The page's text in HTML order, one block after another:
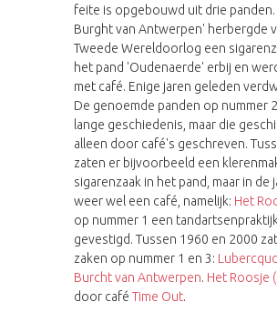
feite is opgebouwd uit drie
Burght van Antwerpen' herbergde
Tweede Wereldoorlog een
het pand 'Oudenaerde' erbij en
met café. Enige jaren geleden
De genoemde panden op nummer
lange geschiedenis, maar die
alleen door café's geschreven.
zaten er bijvoorbeeld een
sigarenzaak in het pand, maar in de
weer wel een café, namelijk: Het
op nummer 1 een
gevestigd. Tussen 1960 en 2000
zaken op nummer 1 en 3:
Burcht van Antwerpen. Het Roosje
door café Time Out.